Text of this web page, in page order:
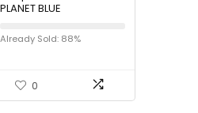
PLANET BLUE
Already Sold: 88%
0